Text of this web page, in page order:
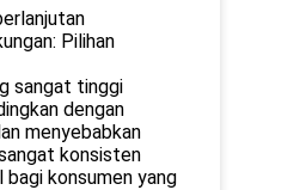
Pilihan
sangat tinggi
dengan
menyebabkan
konsisten
bagi konsumen yang